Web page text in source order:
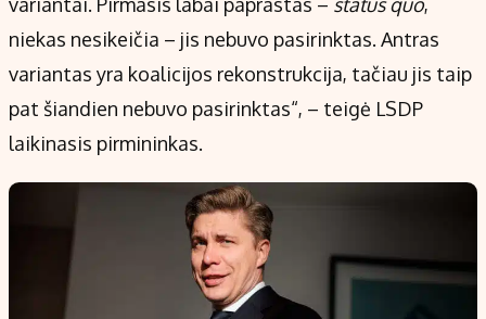
niekas nesikeičia – jis nebuvo pasirinktas. Antras
variantas yra koalicijos rekonstrukcija, tačiau jis taip
pat šiandien nebuvo pasirinktas“, – teigė LSDP
laikinasis pirmininkas.